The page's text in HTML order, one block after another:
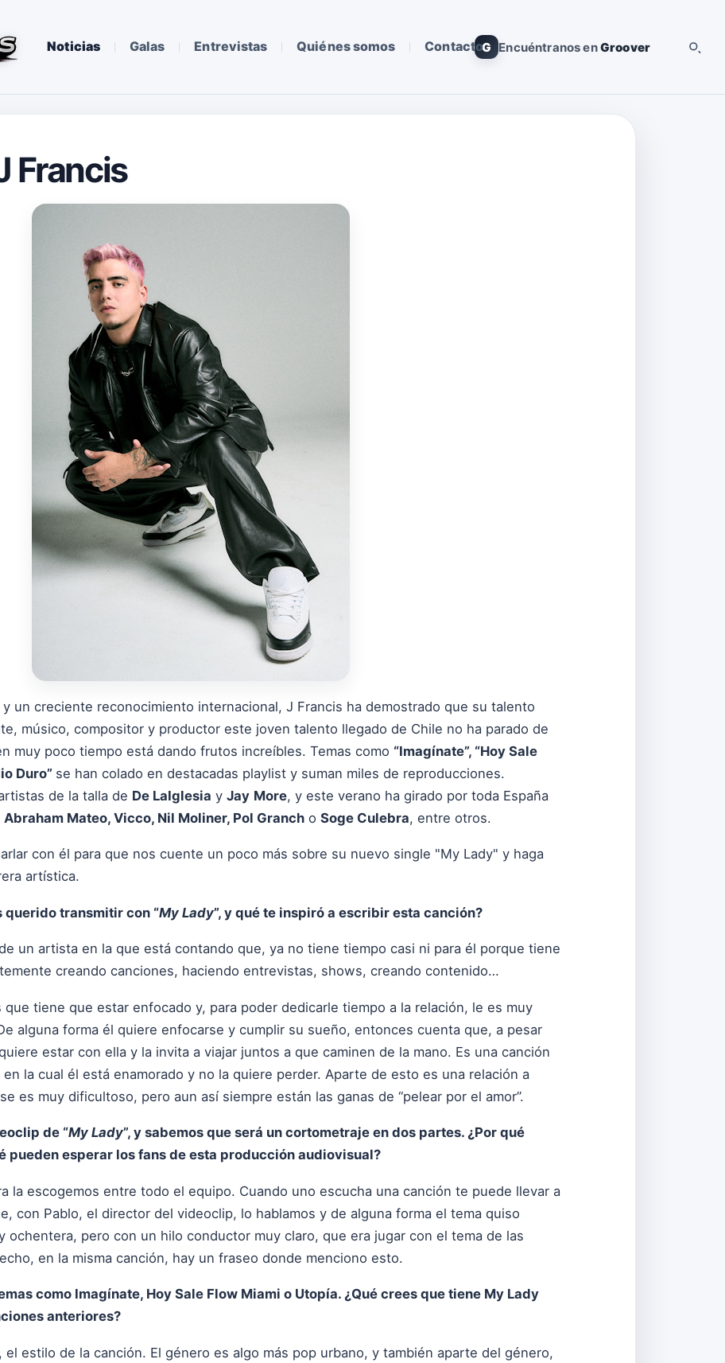
Noticias Galas Entrevistas Quiénes somos ContactoG Encuéntranos enGroover
Francis
un creciente reconocimiento internacional, J Francis ha demostrado que su talento
músico, compositor y productor este joven talento llegado de Chile no ha parado de
muy poco tiempo está dando frutos increíbles. Temas como “Imagínate”, “Hoy Sale
Duro” se han colado en destacadas playlist y suman miles de reproducciones.
de la talla de De LaIglesia y Jay More, y este verano ha girado por toda España
Abraham Mateo, Vicco, Nil Moliner, Pol Granch o Soge Culebra, entre otros.
con él para que nos cuente un poco más sobre su nuevo single "My Lady" y haga
artística.
querido transmitir con “My Lady”, y qué te inspiró a escribir esta canción?
un artista en la que está contando que, ya no tiene tiempo casi ni para él porque tiene
creando canciones, haciendo entrevistas, shows, creando contenido…
que tiene que estar enfocado y, para poder dedicarle tiempo a la relación, le es muy
alguna forma él quiere enfocarse y cumplir su sueño, entonces cuenta que, a pesar
estar con ella y la invita a viajar juntos a que caminen de la mano. Es una canción
la cual él está enamorado y no la quiere perder. Aparte de esto es una relación a
es muy dificultoso, pero aun así siempre están las ganas de “pelear por el amor”.
de “My Lady”, y sabemos que será un cortometraje en dos partes. ¿Por qué
pueden esperar los fans de esta producción audiovisual?
la escogemos entre todo el equipo. Cuando uno escucha una canción te puede llevar a
con Pablo, el director del videoclip, lo hablamos y de alguna forma el tema quiso
ochentera, pero con un hilo conductor muy claro, que era jugar con el tema de las
en la misma canción, hay un fraseo donde menciono esto.
como Imagínate, Hoy Sale Flow Miami o Utopía. ¿Qué crees que tiene My Lady
anteriores?
el estilo de la canción. El género es algo más pop urbano, y también aparte del género,